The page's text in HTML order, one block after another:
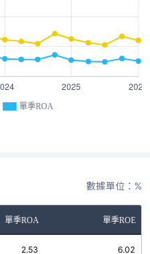
單季ROA
數據單位：%
單季ROA 單季ROE
2.53 6.02